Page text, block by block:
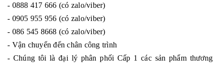
- 0888 417 666 (có zalo/viber)
- 0905 955 956 (có zalo/viber)
- 086 545 8668 (có zalo/viber)
- Vận chuyển đến chân công trình
- Chúng tôi là đại lý phân phối Cấp 1 các sản phẩm thương